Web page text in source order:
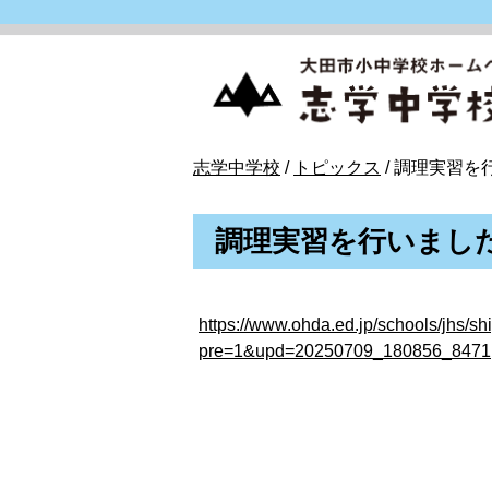
現
の
置：
志学中学校 / トピックス /調理実習を
調理実習を行いまし
https://www.ohda.ed.jp/schools/jhs/
pre=1&upd=20250709_180856_8471